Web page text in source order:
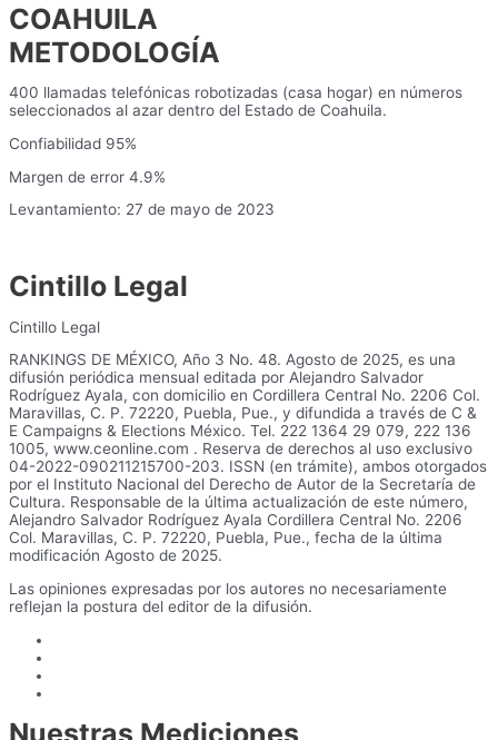
COAHUILA
METODOLOGÍA
400 llamadas telefónicas robotizadas (casa hogar) en números
seleccionados al azar dentro del Estado de Coahuila.
Confiabilidad 95%
Margen de error 4.9%
Levantamiento: 27 de mayo de 2023
Cintillo Legal
Cintillo Legal
RANKINGS DE MÉXICO, Año 3 No. 48. Agosto de 2025, es una
difusión periódica mensual editada por Alejandro Salvador
Rodríguez Ayala, con domicilio en Cordillera Central No. 2206 Col.
Maravillas, C. P. 72220, Puebla, Pue., y difundida a través de C &
E Campaigns & Elections México. Tel. 222 1364 29 079, 222 136
1005, www.ceonline.com . Reserva de derechos al uso exclusivo
04-2022-090211215700-203. ISSN (en trámite), ambos otorgados
por el Instituto Nacional del Derecho de Autor de la Secretaría de
Cultura. Responsable de la última actualización de este número,
Alejandro Salvador Rodríguez Ayala Cordillera Central No. 2206
Col. Maravillas, C. P. 72220, Puebla, Pue., fecha de la última
modificación Agosto de 2025.
Las opiniones expresadas por los autores no necesariamente
reflejan la postura del editor de la difusión.